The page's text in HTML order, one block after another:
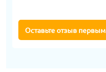
Оставьте отзыв первым